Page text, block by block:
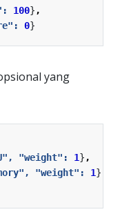
100} ,
0}
yang
"weight": 1} ,
"weight": 1}